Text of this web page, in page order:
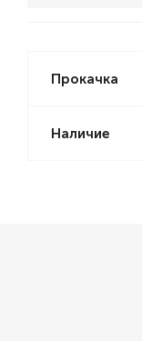
Прокачка
Наличие